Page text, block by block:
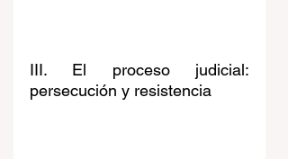
III. El proceso judicial:
persecución y resistencia